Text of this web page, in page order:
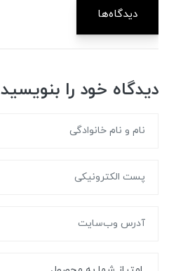
دیدگاه‌ها
دیدگاه خود را بنویسید